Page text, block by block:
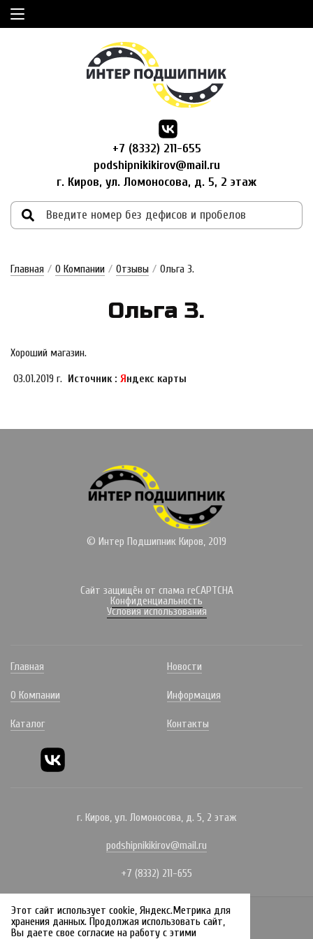
+7 (8332) 211-655
podshipnikikirov@mail.ru
г. Киров, ул. Ломоносова, д. 5, 2 этаж
Главная / О Компании / Отзывы / Ольга З.
Оль­га З.
Хороший магазин.
03.01.2019 г. Источник : Яндекс карты
© Интер Подшипник Киров, 2019
Сайт защищён от спама reCAPTCHA
Конфиденциальность
Условия использования
Главная
О Компании
Каталог
Новости
Информация
Контакты
г. Киров, ул. Ломоносова, д. 5, 2 этаж
podshipnikikirov@mail.ru
+7 (8332) 211-655
Политика конфиденциальности
Этот сайт использует cookie, Яндекс.Метрика для
хранения данных. Продолжая использовать сайт,
Вы даете свое согласие на работу с этими